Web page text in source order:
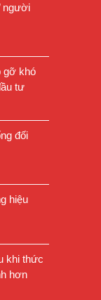
người
gỡ khó
tư
đối
hiệu
khi thức
hơn